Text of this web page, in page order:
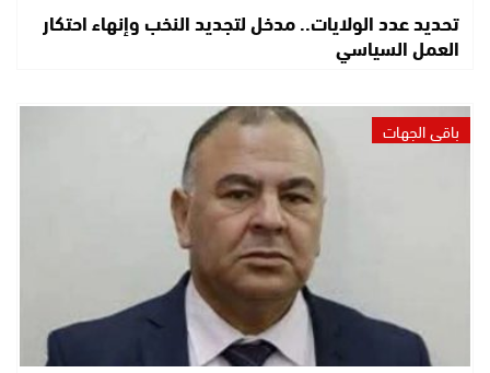
تحديد عدد الولايات.. مدخل لتجديد النخب وإنهاء احتكار
العمل السياسي
باقي الجهات